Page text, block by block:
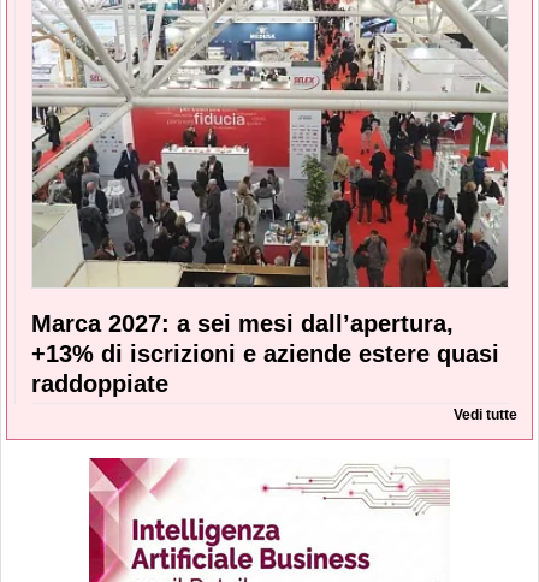
Marca 2027: a sei mesi dall’apertura,
+13% di iscrizioni e aziende estere quasi
raddoppiate
Vedi tutte